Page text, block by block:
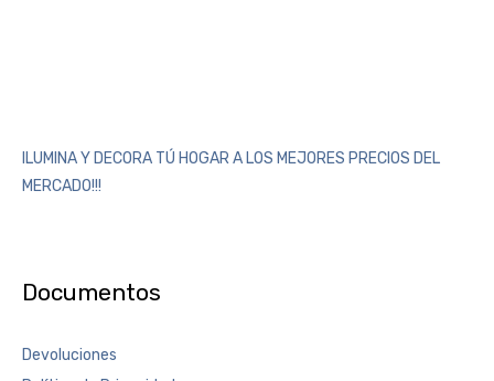
ILUMINA Y DECORA TÚ HOGAR A LOS MEJORES PRECIOS DEL
MERCADO!!!
Documentos
Devoluciones